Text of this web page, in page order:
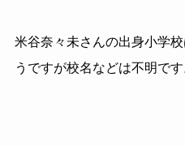
米谷奈々未さんの出身小学
うですが校名などは不明です